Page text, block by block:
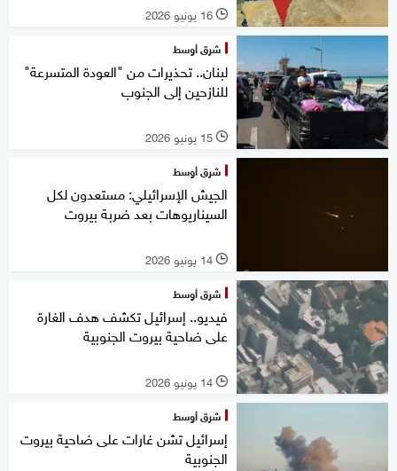
l 16 يونيو 2026
شرق أوسط
لبنان.. تحذيرات من "العودة المتسرعة"
للنازحين إلى الجنوب
l 15 يونيو 2026
شرق أوسط
الجيش الإسرائيلي: مستعدون لكل
السيناريوهات بعد ضربة بيروت
l 14 يونيو 2026
شرق أوسط
فيديو.. إسرائيل تكشف هدف الغارة
على ضاحية بيروت الجنوبية
l 14 يونيو 2026
شرق أوسط
إسرائيل تشن غارات على ضاحية بيروت
الجنوبية